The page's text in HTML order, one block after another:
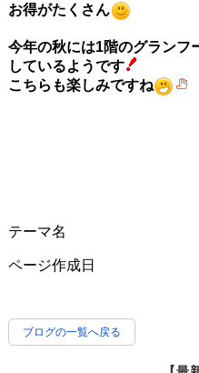
お得がたくさん
今年の秋には1階のグランフ
しているようです
こちらも楽しみですね
テーマ名
ページ作成日
ブログの一覧へ戻る